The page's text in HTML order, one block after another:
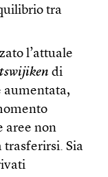
tra
l’attuale
di
aumentata,
aree non
trasferirsi. Sia